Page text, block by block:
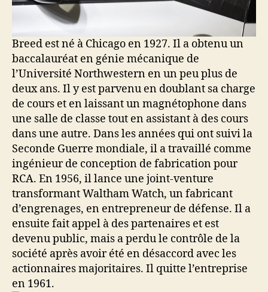
Breed est né à Chicago en 1927. Il a obtenu un
baccalauréat en génie mécanique de
l’Université Northwestern en un peu plus de
deux ans. Il y est parvenu en doublant sa charge
de cours et en laissant un magnétophone dans
une salle de classe tout en assistant à des cours
dans une autre. Dans les années qui ont suivi la
Seconde Guerre mondiale, il a travaillé comme
ingénieur de conception de fabrication pour
RCA. En 1956, il lance une joint-venture
transformant Waltham Watch, un fabricant
d’engrenages, en entrepreneur de défense. Il a
ensuite fait appel à des partenaires et est
devenu public, mais a perdu le contrôle de la
société après avoir été en désaccord avec les
actionnaires majoritaires. Il quitte l’entreprise
en 1961.